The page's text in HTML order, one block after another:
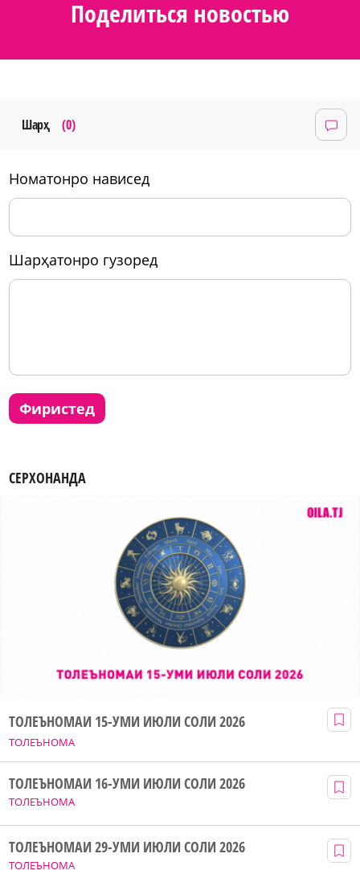
Поделиться новостью
Шарҳ (0)
номатонро нависед
шарҳатонро гузоред
фиристед
СЕРХОНАНДА
ТОЛЕЪНОМА
ТОЛЕЪНОМАИ 15-УМИ ИЮЛИ СОЛИ 2026
ТОЛЕЪНОМА
ТОЛЕЪНОМАИ 16-УМИ ИЮЛИ СОЛИ 2026
ТОЛЕЪНОМА
ТОЛЕЪНОМАИ 29-УМИ ИЮЛИ СОЛИ 2026